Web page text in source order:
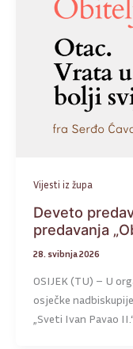
Vijesti iz župa
Deveto
predavanja
28. svibnja 2026
OSIJEK (TU) – U
osječke
„Sveti Ivan Pavao